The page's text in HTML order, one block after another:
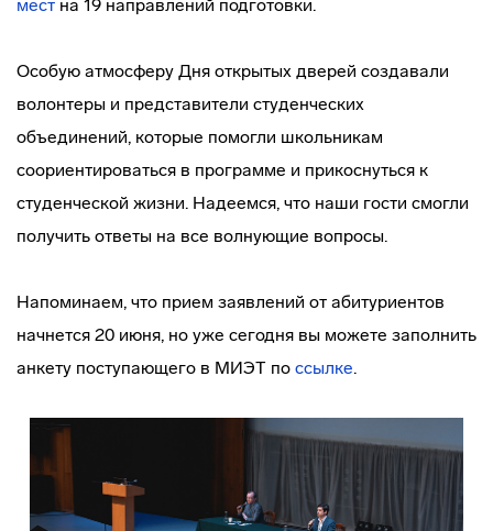
мест на 19 направлений подготовки.
Особую атмосферу Дня открытых дверей создавали
волонтеры и представители студенческих
объединений, которые помогли школьникам
соориентироваться в программе и прикоснуться к
студенческой жизни. Надеемся, что наши гости смогли
получить ответы на все волнующие вопросы.
Напоминаем, что прием заявлений от абитуриентов
начнется 20 июня, но уже сегодня вы можете заполнить
анкету поступающего в МИЭТ по ссылке.